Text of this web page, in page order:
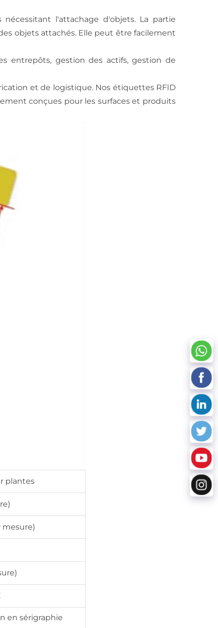
l'attachage d'objets. La partie
objets attachés. Elle peut être facilement
entrepôts, gestion des actifs, gestion de
et de logistique. Nos étiquettes RFID
conçues pour les surfaces et produits
plantes
mesure)
en sérigraphie